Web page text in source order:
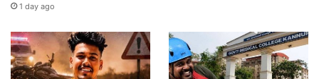
1 day ago